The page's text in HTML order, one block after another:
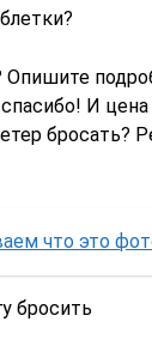
И
бросать?
что это
бросить